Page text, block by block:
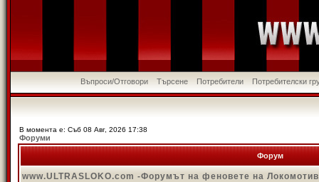
Въпроси/Отговори Търсене Потребители Потребителски
В момента е: Съб 08 Авг, 2026 17:38
Форуми
Форум
www.ULTRASLOKO.com -Форумът на феновете на